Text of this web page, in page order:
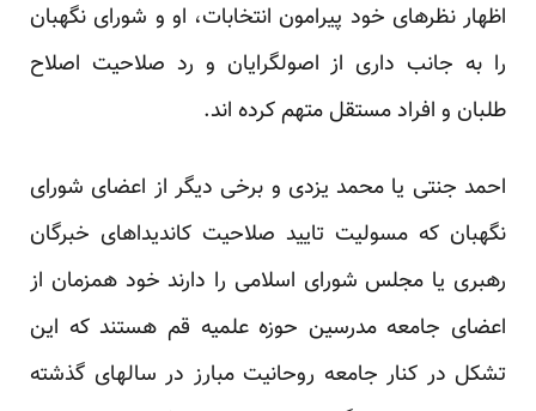
اظهار نظرهای خود پیرامون انتخابات، او و شورای نگهبان
را به جانب داری از اصولگرایان و رد صلاحیت اصلاح
طلبان و افراد مستقل متهم کرده اند.
احمد جنتی یا محمد یزدی و برخی دیگر از اعضای شورای
نگهبان که مسولیت تایید صلاحیت کاندیداهای خبرگان
رهبری یا مجلس شورای اسلامی را دارند خود همزمان از
اعضای جامعه مدرسین حوزه علمیه قم هستند که این
تشکل در کنار جامعه روحانیت مبارز در سالهای گذشته